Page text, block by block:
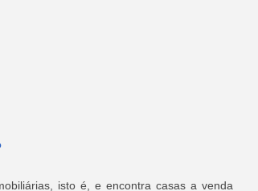
isto é, e encontra casas a venda